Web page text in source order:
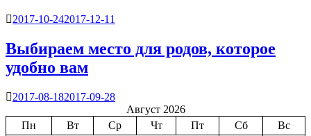
2017-10-242017-12-11
Выбираем место для родов, которое
удобно вам
2017-08-182017-09-28
Август 2026
Пн
Вт Ср Чт Пт Сб
Вс